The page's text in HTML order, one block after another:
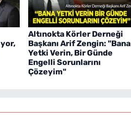
Altınokta Körler Derneği
Başkanı Arif Zengin: "Bana
Yetki Verin, Bir Günde
Engelli Sorunlarını
Çözeyim"